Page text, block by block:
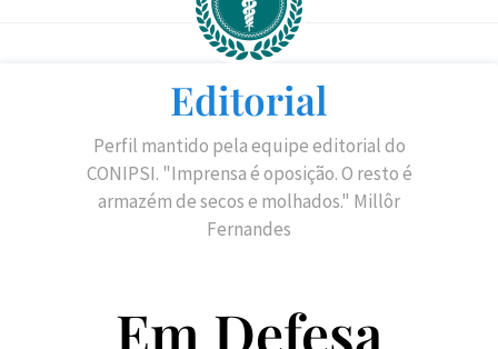
Editorial
Perfil mantido pela equipe editorial do
CONIPSI. "Imprensa é oposição. O resto é
armazém de secos e molhados." Millôr
Fernandes
Em Defesa